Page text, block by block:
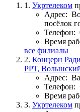
1. Укртелеком
Адрес:
посёлок
Телефон:
Время
все филиалы
2. Концерн
РРТ,
Адрес:
Телефон:
Время
3. Укртелеком